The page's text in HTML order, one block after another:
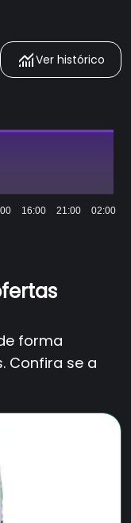
Ver histórico
16:00 21:00 02:00
forma
Confira se a